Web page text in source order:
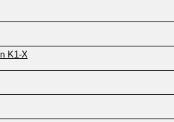
K1-X